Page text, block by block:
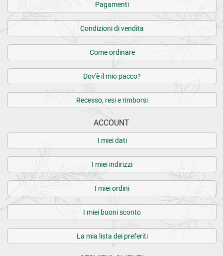
CARICA ALTRE RECENSIONI SU QUESTO PRODOTTO>
17 recensioni verificate daeKomi
Pagamenti
Condizioni di vendita
Come ordinare
Dov'è il mio pacco?
Recesso, resi e rimborsi
ACCOUNT
I miei dati
I miei indirizzi
I miei ordini
I miei buoni sconto
La mia lista dei preferiti